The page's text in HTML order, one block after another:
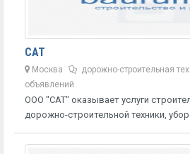
САТ
Москва дорожно-строительная
объявлений
ООО "САТ" оказывает услуги
дорожно-строительной техники,